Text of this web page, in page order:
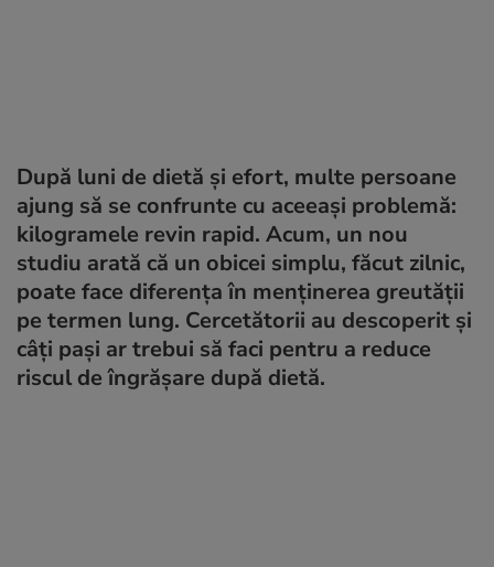
După luni de dietă și efort, multe persoane
ajung să se confrunte cu aceeași problemă:
kilogramele revin rapid. Acum, un nou
studiu arată că un obicei simplu, făcut zilnic,
poate face diferența în menținerea greutății
pe termen lung. Cercetătorii au descoperit și
câți pași ar trebui să faci pentru a reduce
riscul de îngrășare după dietă.